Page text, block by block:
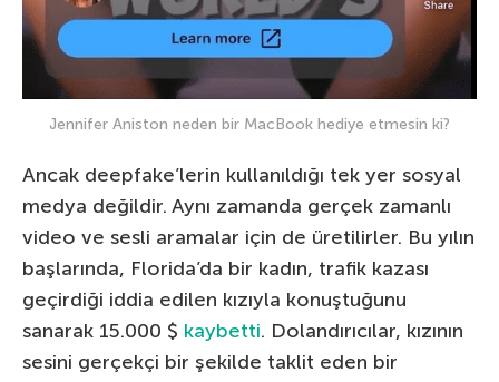
Jennifer Aniston neden bir MacBook hediye etmesin ki?
Ancak deepfake’lerin kullanıldığı tek yer sosyal
medya değildir. Aynı zamanda gerçek zamanlı
video ve sesli aramalar için de üretilirler. Bu yılın
başlarında, Florida’da bir kadın, trafik kazası
geçirdiği iddia edilen kızıyla konuştuğunu
sanarak 15.000 $ kaybetti. Dolandırıcılar, kızının
sesini gerçekçi bir şekilde taklit eden bir